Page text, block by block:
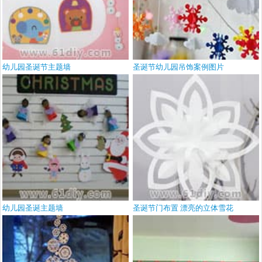
幼儿园圣诞节主题墙 圣诞节幼儿园吊饰案例图片
幼儿园圣诞主题墙 圣诞节门布置 漂亮的立体雪花